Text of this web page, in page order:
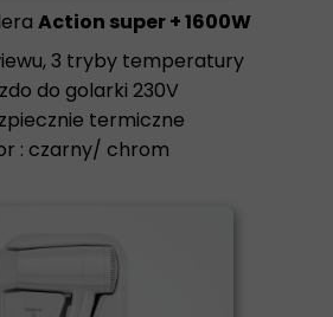
Action super + 1600W
3 tryby temperatury
do golarki 230V
termiczne
: czarny/ chrom